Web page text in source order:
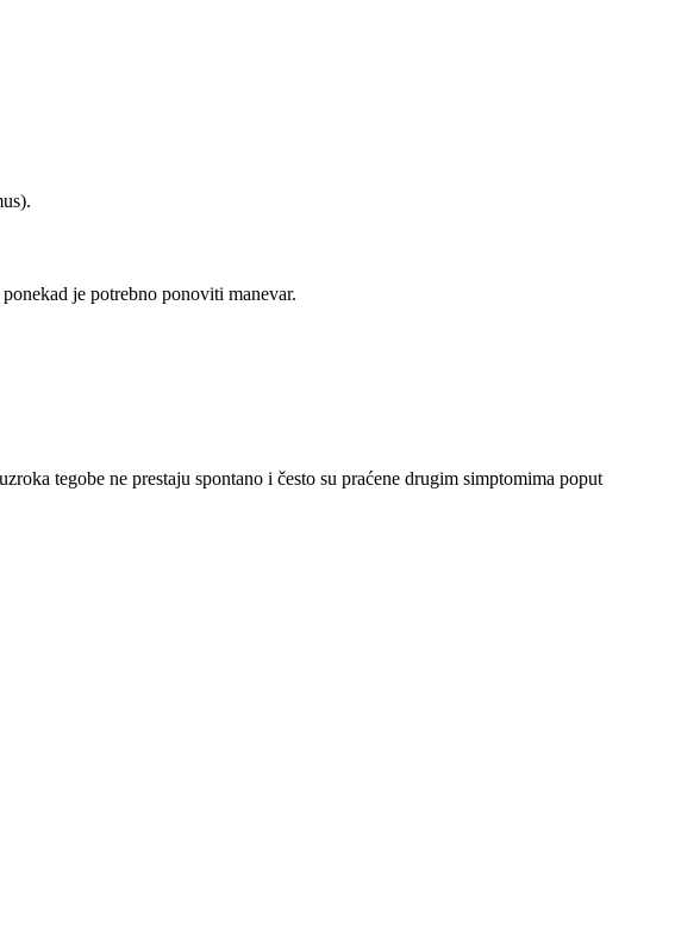
je potrebno ponoviti manevar.
tegobe ne prestaju spontano i često su praćene drugim simptomima poput